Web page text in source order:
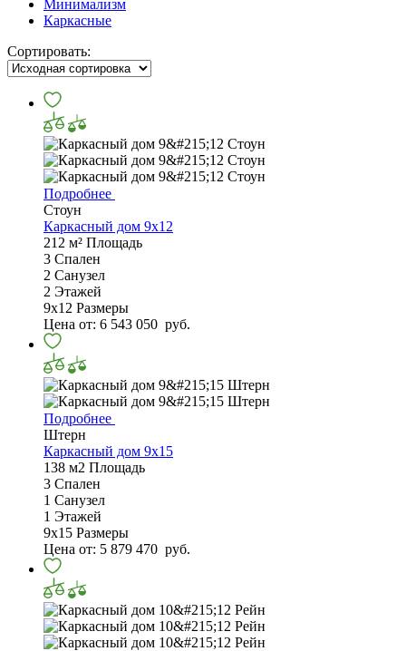
Минимализм
Каркасные
Сортировать:
Подробнее
Стоун
Каркасный дом 9х12
212 м² Площадь
3 Спален
2 Санузел
2 Этажей
9х12 Размеры
Цена от: 6 543 050 руб.
Подробнее
Штерн
Каркасный дом 9x15
138 м2 Площадь
3 Спален
1 Санузел
1 Этажей
9x15 Размеры
Цена от: 5 879 470 руб.